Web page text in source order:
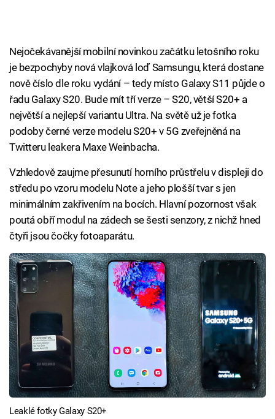
Nejočekávanější mobilní novinkou začátku letošního roku
je bezpochyby nová vlajková loď Samsungu, která dostane
nově číslo dle roku vydání – tedy místo Galaxy S11 půjde o
řadu Galaxy S20. Bude mít tří verze – S20, větší S20+ a
největší a nejlepší variantu Ultra. Na světě už je fotka
podoby černé verze modelu S20+ v 5G zveřejněná na
Twitteru leakera Maxe Weinbacha.
Vzhledově zaujme přesunutí horního průstřelu v displeji do
středu po vzoru modelu Note a jeho plošší tvar s jen
minimálním zakřivením na bocích. Hlavní pozornost však
poutá obří modul na zádech se šesti senzory, z nichž hned
čtyři jsou čočky fotoaparátu.
Leaklé fotky Galaxy S20+